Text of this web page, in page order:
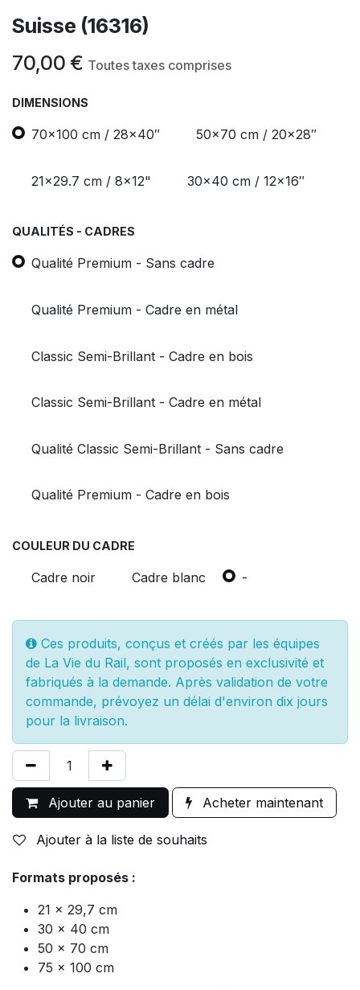
Suisse (16316)
70,00 € Toutes taxes comprises
DIMENSIONS
70x100 cm / 28x40″ 50x70 cm / 20x28″
21x29.7 cm / 8x12" 30x40 cm / 12x16″
QUALITÉS - CADRES
Qualité Premium - Sans cadre
Qualité Premium - Cadre en métal
Classic Semi-Brillant - Cadre en bois
Classic Semi-Brillant - Cadre en métal
Qualité Classic Semi-Brillant - Sans cadre
Qualité Premium - Cadre en bois
COULEUR DU CADRE
Cadre noir Cadre blanc -
Ces produits, conçus et créés par les équipes
de La Vie du Rail, sont proposés en exclusivité et
fabriqués à la demande. Après validation de votre
commande, prévoyez un délai d'environ dix jours
pour la livraison.
Ajouter au panier Acheter maintenant
Ajouter à la liste de souhaits
Formats proposés :
21 x 29,7 cm
30 x 40 cm
50 x 70 cm
75 x 100 cm